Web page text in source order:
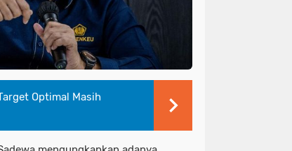
Optimal Masih